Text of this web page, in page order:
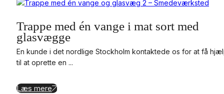
Trappe med én vange i mat sort med
glasvægge
En kunde i det nordlige Stockholm kontaktede os for at få
til at oprette en ...
Læs mere